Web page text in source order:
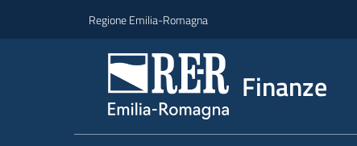
Regione Emilia-Romagna
Finanze